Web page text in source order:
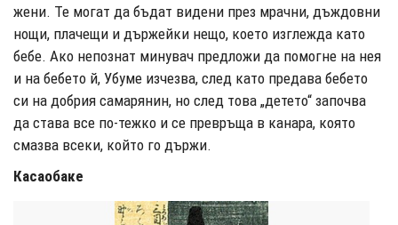
жени. Те могат да бъдат видени през мрачни, дъждовни
нощи, плачещи и държейки нещо, което изглежда като
бебе. Ако непознат минувач предложи да помогне на нея
и на бебето й, Убуме изчезва, след като предава бебето
си на добрия самарянин, но след това „детето“ започва
да става все по-тежко и се превръща в канара, която
смазва всеки, който го държи.
Касаобаке